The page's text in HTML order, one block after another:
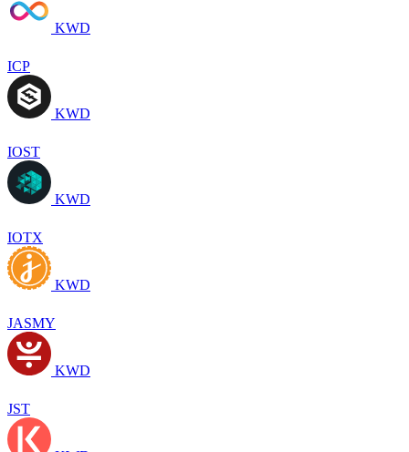
KWD
ICP
KWD
IOST
KWD
IOTX
KWD
JASMY
KWD
JST